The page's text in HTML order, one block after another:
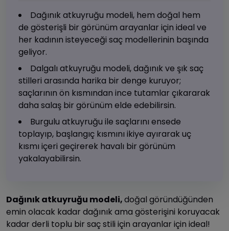
Dağınık atkuyruğu modeli, hem doğal hem
de gösterişli bir görünüm arayanlar için ideal ve
her kadının isteyeceği saç modellerinin başında
geliyor.
Dalgalı atkuyruğu modeli, dağınık ve şık saç
stilleri arasında harika bir denge kuruyor;
saçlarının ön kısmından ince tutamlar çıkararak
daha salaş bir görünüm elde edebilirsin.
Burgulu atkuyruğu ile saçlarını ensede
toplayıp, başlangıç kısmını ikiye ayırarak uç
kısmı içeri geçirerek havalı bir görünüm
yakalayabilirsin.
Dağınık atkuyruğu modeli,doğal göründüğünden
emin olacak kadar dağınık ama gösterişini koruyacak
kadar derli toplu bir saç stili için arayanlar için ideal!